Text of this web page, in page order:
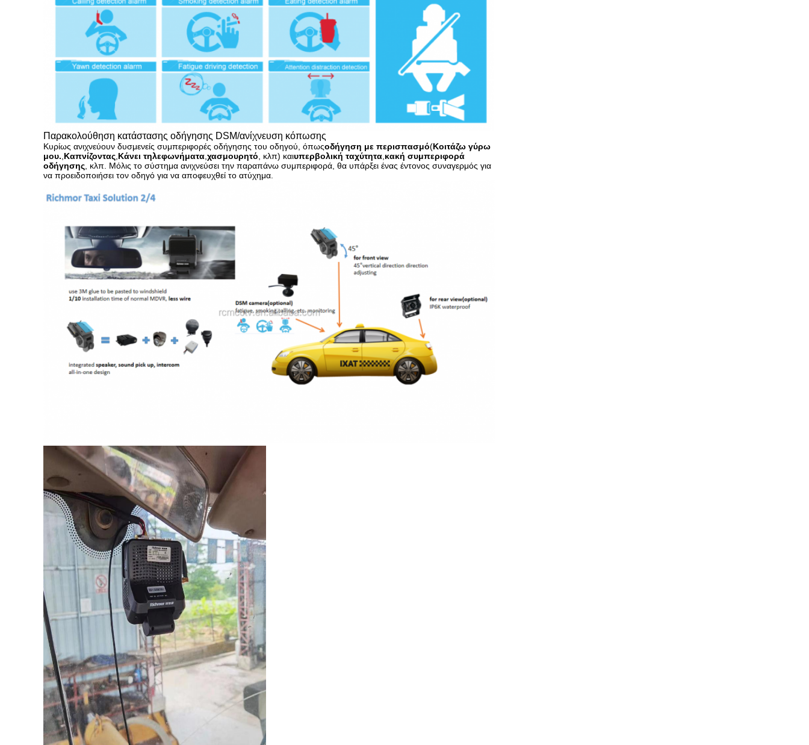
Παρακολούθηση κατάστασης οδήγησης DSM/ανίχνευση κόπωσης
Κυρίως ανιχνεύουν δυσμενείς συμπεριφορές οδήγησης του οδηγού, όπωςοδήγηση με περισπασμό(Κοιτάζω γύρω
μου.,Καπνίζοντας,Κάνει τηλεφωνήματα,χασμουρητό, κλπ) καιυπερβολική ταχύτητα,κακή συμπεριφορά
οδήγησης, κλπ. Μόλις το σύστημα ανιχνεύσει την παραπάνω συμπεριφορά, θα υπάρξει ένας έντονος συναγερμός για
να προειδοποιήσει τον οδηγό για να αποφευχθεί το ατύχημα.